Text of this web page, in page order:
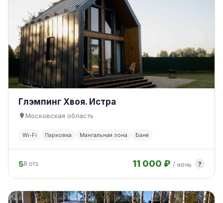
Глэмпинг Хвоя. Истра
Московская область
Wi-Fi Парковка Мангальная зона Баня
58 отз. 11 000 ₽ / ночь ?